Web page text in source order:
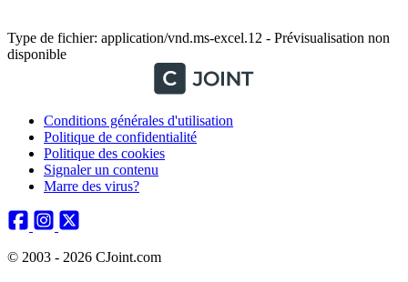
Type de fichier: application/vnd.ms-excel.12 - Prévisualisation non
disponible
Conditions générales d'utilisation
Politique de confidentialité
Politique des cookies
Signaler un contenu
Marre des virus?
© 2003 - 2026 CJoint.com